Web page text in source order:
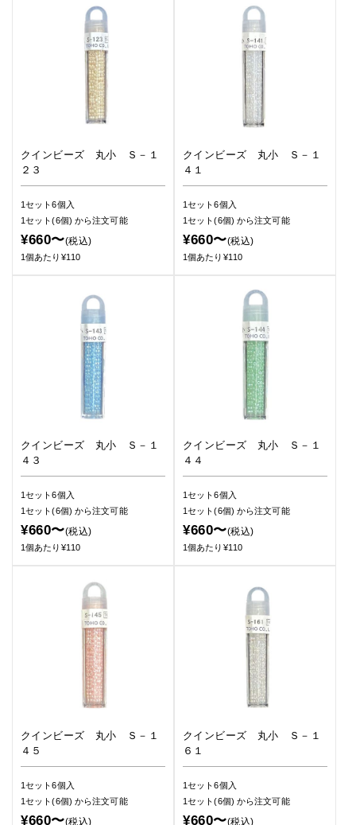
クインビーズ 丸小 Ｓ－１
２３
1セット6個入
1セット(6個) から注文可能
¥660〜(税込)
1個あたり¥110
クインビーズ 丸小 Ｓ－１
４１
1セット6個入
1セット(6個) から注文可能
¥660〜(税込)
1個あたり¥110
クインビーズ 丸小 Ｓ－１
４３
1セット6個入
1セット(6個) から注文可能
¥660〜(税込)
1個あたり¥110
クインビーズ 丸小 Ｓ－１
４４
1セット6個入
1セット(6個) から注文可能
¥660〜(税込)
1個あたり¥110
クインビーズ 丸小 Ｓ－１
４５
1セット6個入
1セット(6個) から注文可能
¥660〜(税込)
クインビーズ 丸小 Ｓ－１
６１
1セット6個入
1セット(6個) から注文可能
¥660〜(税込)